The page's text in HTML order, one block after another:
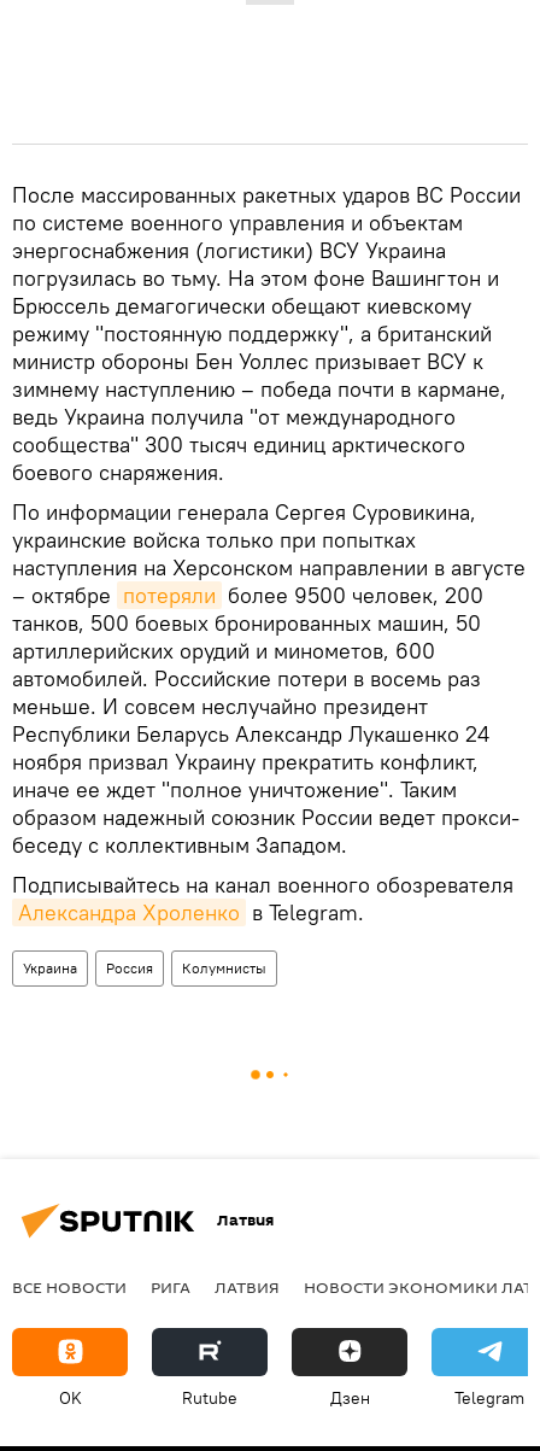
После массированных ракетных ударов ВС России
по системе военного управления и объектам
энергоснабжения (логистики) ВСУ Украина
погрузилась во тьму. На этом фоне Вашингтон и
Брюссель демагогически обещают киевскому
режиму "постоянную поддержку", а британский
министр обороны Бен Уоллес призывает ВСУ к
зимнему наступлению – победа почти в кармане,
ведь Украина получила "от международного
сообщества" 300 тысяч единиц арктического
боевого снаряжения.
По информации генерала Сергея Суровикина,
украинские войска только при попытках
наступления на Херсонском направлении в августе
– октябре потеряли более 9500 человек, 200
танков, 500 боевых бронированных машин, 50
артиллерийских орудий и минометов, 600
автомобилей. Российские потери в восемь раз
меньше. И совсем неслучайно президент
Республики Беларусь Александр Лукашенко 24
ноября призвал Украину прекратить конфликт,
иначе ее ждет "полное уничтожение". Таким
образом надежный союзник России ведет прокси-
беседу с коллективным Западом.
Подписывайтесь на канал военного обозревателя
Александра Хроленко в Telegram.
Украина Россия Колумнисты
Латвия
ВСЕ НОВОСТИ РИГА ЛАТВИЯ НОВОСТИ ЭКОНОМИКИ
OK Rutube Дзен Telegram